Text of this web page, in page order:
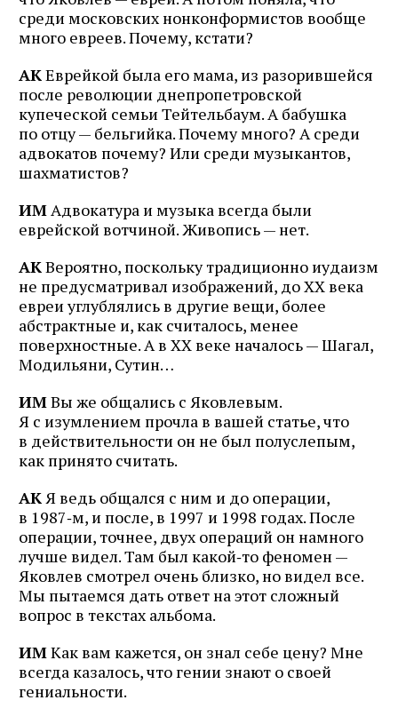
среди московских нонконформистов вообще
много евреев. Почему, кстати?
АКЕврейкой была его мама, из разорившейся
после революции днепропетровской
купеческой семьи Тейтельбаум. А бабушка
по отцу — бельгийка. Почему много? А среди
адвокатов почему? Или среди музыкантов,
шахматистов?
ИМ Адвокатура и музыка всегда были
еврейской вотчиной. Живопись — нет.
АКВероятно, поскольку традиционно иудаизм
не предусматривал изображений, до XX века
евреи углублялись в другие вещи, более
абстрактные и, как считалось, менее
поверхностные. А в XX веке началось — Шагал,
Модильяни, Сутин…
ИМВы же общались с Яковлевым.
Я с изумлением прочла в вашей статье, что
в действительности он не был полуслепым,
как принято считать.
АК Я ведь общался с ним и до операции,
в 1987‑м, и после, в 1997 и 1998 годах. После
операции, точнее, двух операций он намного
лучше видел. Там был какой‑то феномен —
Яковлев смотрел очень близко, но видел все.
Мы пытаемся дать ответ на этот сложный
вопрос в текстах альбома.
ИМКак вам кажется, он знал себе цену? Мне
всегда казалось, что гении знают о своей
гениальности.